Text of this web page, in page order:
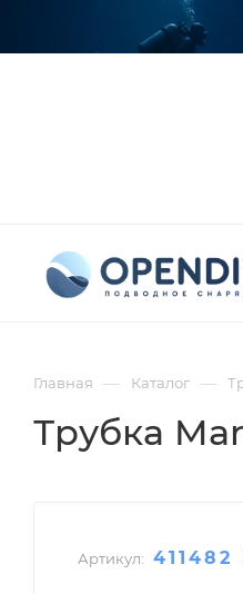
Главная — Каталог —
Трубка
Артикул: 411482